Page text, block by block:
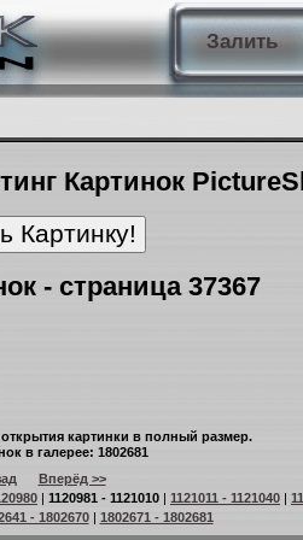
Залить
Картинок
- страница 37367
картинки в полный размер.
в галерее: 1802681
Вперёд >>
| 1120981 - 1121010 | 1121011 - 1121040 |
- 1802670| 1802671 - 1802681